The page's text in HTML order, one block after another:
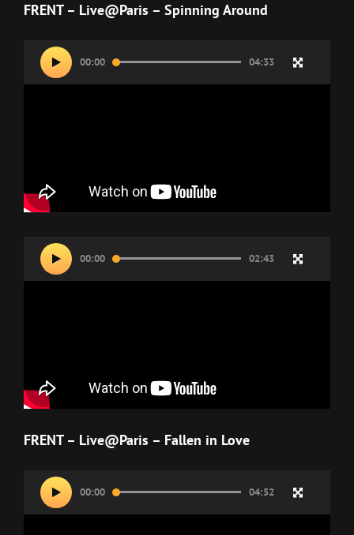
FRENT – Live@Paris – Spinning Around
Lecteur
vidéo
00:00 04:33
Lecteur
vidéo
00:00 02:43
FRENT – Live@Paris – Fallen in Love
Lecteur
vidéo
00:00 04:52